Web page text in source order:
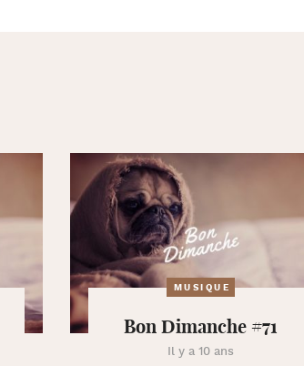
MUSIQUE
Bon Dimanche #71
Il y a 10 ans